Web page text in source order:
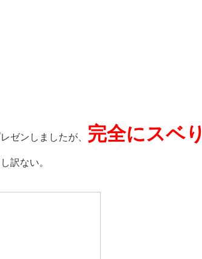
ゼンしましたが、 完全にスベり
訳ない。